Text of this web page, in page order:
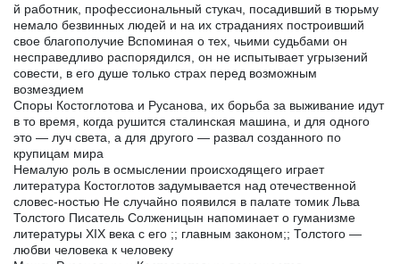
й работник, профессиональный стукач, посадивший в тюрьму
немало безвинных людей и на их страданиях построивший
свое благополучие Вспоминая о тех, чьими судьбами он
несправедливо распорядился, он не испытывает угрызений
совести, в его душе только страх перед возможным
возмездием
Споры Костоглотова и Русанова, их борьба за выживание идут
в то время, когда рушится сталинская машина, и для одного
это — луч света, а для другого — развал созданного по
крупицам мира
Немалую роль в осмыслении происходящего играет
литература Костоглотов задумывается над отечественной
словес-ностью Не случайно появился в палате томик Льва
Толстого Писатель Солженицын напоминает о гуманизме
литературы XIX века с его ;; главным законом;; Толстого —
любви человека к человеку